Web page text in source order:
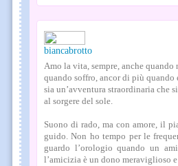
biancabrotto
Amo la vita, sempre, anche quando
quando soffro, ancor di più
sia un’avventura straordinaria che
al sorgere del sole.
Suono di rado, ma con amore, il
guido. Non ho tempo per le
guardo l’orologio quando un
l’amicizia è un dono meraviglioso